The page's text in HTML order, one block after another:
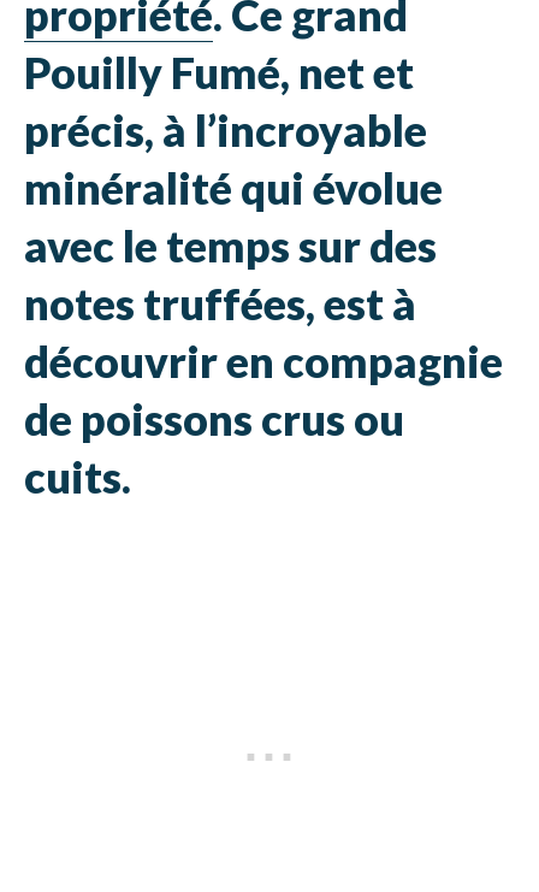
propriété. Ce grand
Pouilly Fumé, net et
précis, à l’incroyable
minéralité qui évolue
avec le temps sur des
notes truffées, est à
découvrir en compagnie
de poissons crus ou
cuits.